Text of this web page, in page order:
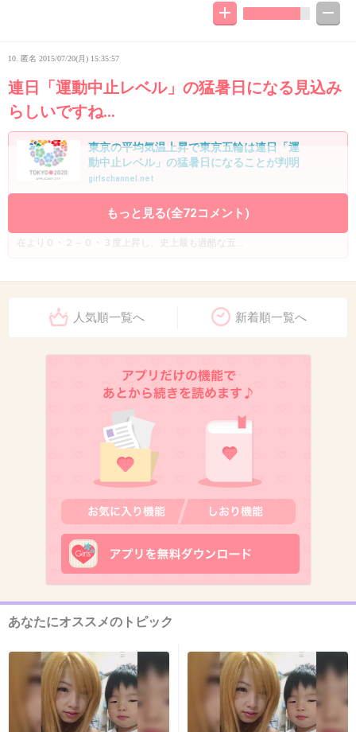
10. 匿名 2015/07/20(月) 15:35:57
連日「運動中止レベル」の猛暑日になる見込み
らしいですね…
東京の平均気温上昇で東京五輪は連日「運
動中止レベル」の猛暑日になることが判明
girlschannel.net
ことが判明【悲報】東京の平均気温上昇で東京五輪は連日「運動中止レベ
在より０・２～０・３度上昇し、史上最も過酷な五...
+115
日本人ですら夏に屋外スポーツ観戦は辛いよね
+138
2015/07/20(月) 15:36:57
大型台風とかも本当に来ちゃったりしそうだよ
ねぇ・・
+42
13. 匿名2015/07/20(月) 15:37:03
ほんとに日本の夏は蒸し暑い！
それでいて節電 節電ってどこも冷房あんまり効
かさないうえ、熱中症には気をつけましょうっ
もっと見る(全72コメント)
人気順一覧へ 新着順一覧へ
あなたにオススメのトピック